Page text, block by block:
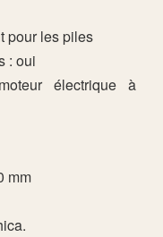
pour les piles
: oui
électrique à
mm